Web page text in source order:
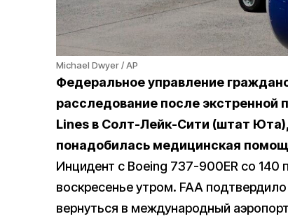
Michael Dwyer / AP
Федеральное управление
расследование после экстренной
Lines в Солт-Лейк-Сити (штат
понадобилась медицинская
Инцидент с Boeing 737-900ER со 140
воскресенье утром. FAA
вернуться в международный